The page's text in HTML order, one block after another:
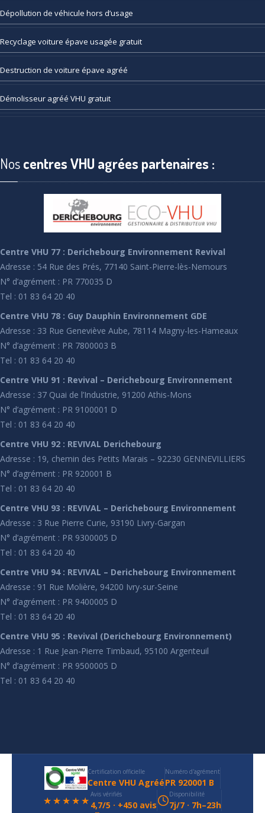
Dépollution de véhicule hors d’usage
Recyclage voiture épave usagée gratuit
Destruction de voiture épave agréé
Démolisseur agréé VHU gratuit
Noscentres VHU agrées partenaires :
Centre VHU 77 : Derichebourg Environnement Revival
Adresse : 54 Rue des Prés, 77140 Saint-Pierre-lès-Nemours
N° d’agrément : PR 770035 D
Tel : 01 83 64 20 40
Centre VHU 78 : Guy Dauphin Environnement GDE
Adresse : 33 Rue Geneviève Aube, 78114 Magny-les-Hameaux
N° d’agrément : PR 7800003 B
Tel : 01 83 64 20 40
Centre VHU 91 : Revival – Derichebourg Environnement
Adresse : 37 Quai de l’Industrie, 91200 Athis-Mons
N° d’agrément : PR 9100001 D
Tel : 01 83 64 20 40
Centre VHU 92 : REVIVAL Derichebourg
Adresse : 19, chemin des Petits Marais – 92230 GENNEVILLIERS
N° d’agrément : PR 920001 B
Tel : 01 83 64 20 40
Centre VHU 93 : REVIVAL – Derichebourg Environnement
Adresse : 3 Rue Pierre Curie, 93190 Livry-Gargan
N° d’agrément : PR 9300005 D
Tel : 01 83 64 20 40
Centre VHU 94 : REVIVAL – Derichebourg Environnement
Adresse : 91 Rue Molière, 94200 Ivry-sur-Seine
N° d’agrément : PR 9400005 D
Tel : 01 83 64 20 40
Centre VHU 95 : Revival (Derichebourg Environnement)
Adresse : 1 Rue Jean-Pierre Timbaud, 95100 Argenteuil
N° d’agrément : PR 9500005 D
Tel : 01 83 64 20 40
Certification officielle
Centre VHU Agréé
Numéro d'agrément
PR 920001 B
★★★★★ Avis vérifiés
4,7/5 · +450 avis
Disponibilité
7j/7 · 7h–23h